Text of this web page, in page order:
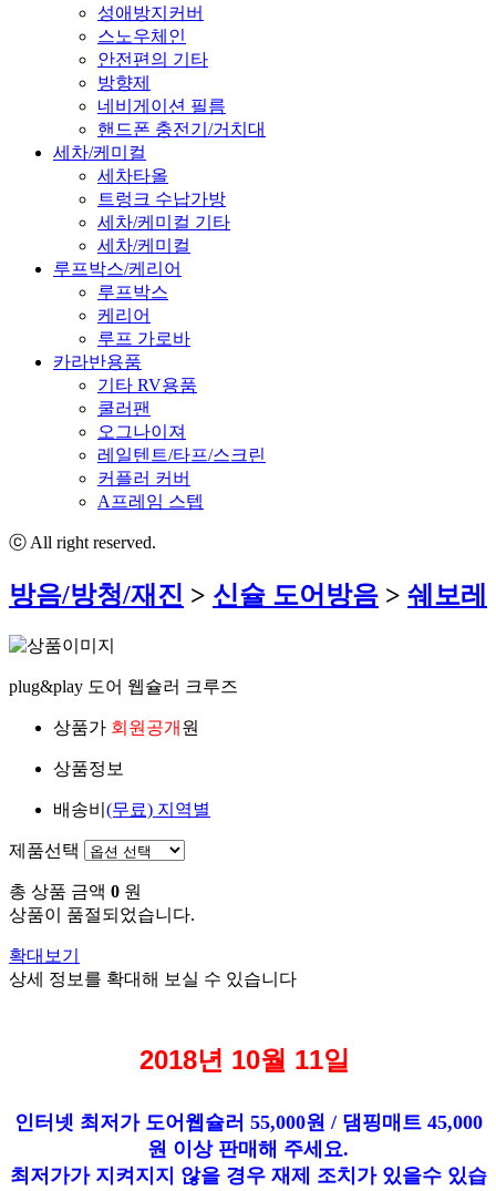
성애방지커버
스노우체인
안전편의 기타
방향제
네비게이션 필름
핸드폰 충전기/거치대
세차/케미컬
세차타올
트렁크 수납가방
세차/케미컬 기타
세차/케미컬
루프박스/케리어
루프박스
케리어
루프 가로바
카라반용품
기타 RV용품
쿨러팬
오그나이져
레일텐트/타프/스크린
커플러 커버
A프레임 스텝
ⓒ All right reserved.
방음/방청/재진 > 신슐 도어방음 > 쉐보레
plug&play 도어 웹슐러 크루즈
상품가 회원공개 원
상품정보
배송비 (무료) 지역별
제품선택
총 상품 금액 0 원
상품이 품절되었습니다.
확대보기
상세 정보를 확대해 보실 수 있습니다
2018년 10월 11일
인터넷 최저가 도어웹슐러 55,000원 / 댐핑매트 45,000
원 이상 판매해 주세요.
최저가가 지켜지지 않을 경우 재제 조치가 있을수 있습